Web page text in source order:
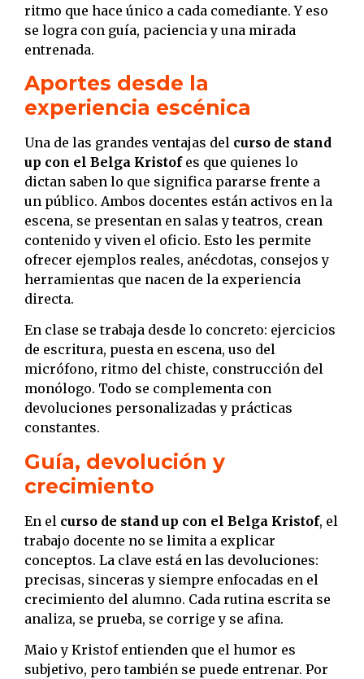
ritmo que hace único a cada comediante. Y eso
se logra con guía, paciencia y una mirada
entrenada.
Aportes desde la
experiencia escénica
Una de las grandes ventajas del curso de stand
up con el Belga Kristofes que quienes lo
dictan saben lo que significa pararse frente a
un público. Ambos docentes están activos en la
escena, se presentan en salas y teatros, crean
contenido y viven el oficio. Esto les permite
ofrecer ejemplos reales, anécdotas, consejos y
herramientas que nacen de la experiencia
directa.
En clase se trabaja desde lo concreto: ejercicios
de escritura, puesta en escena, uso del
micrófono, ritmo del chiste, construcción del
monólogo. Todo se complementa con
devoluciones personalizadas y prácticas
constantes.
Guía, devolución y
crecimiento
En el curso de stand up con el Belga Kristof, el
trabajo docente no se limita a explicar
conceptos. La clave está en las devoluciones:
precisas, sinceras y siempre enfocadas en el
crecimiento del alumno. Cada rutina escrita se
analiza, se prueba, se corrige y se afina.
Maio y Kristof entienden que el humor es
subjetivo, pero también se puede entrenar. Por